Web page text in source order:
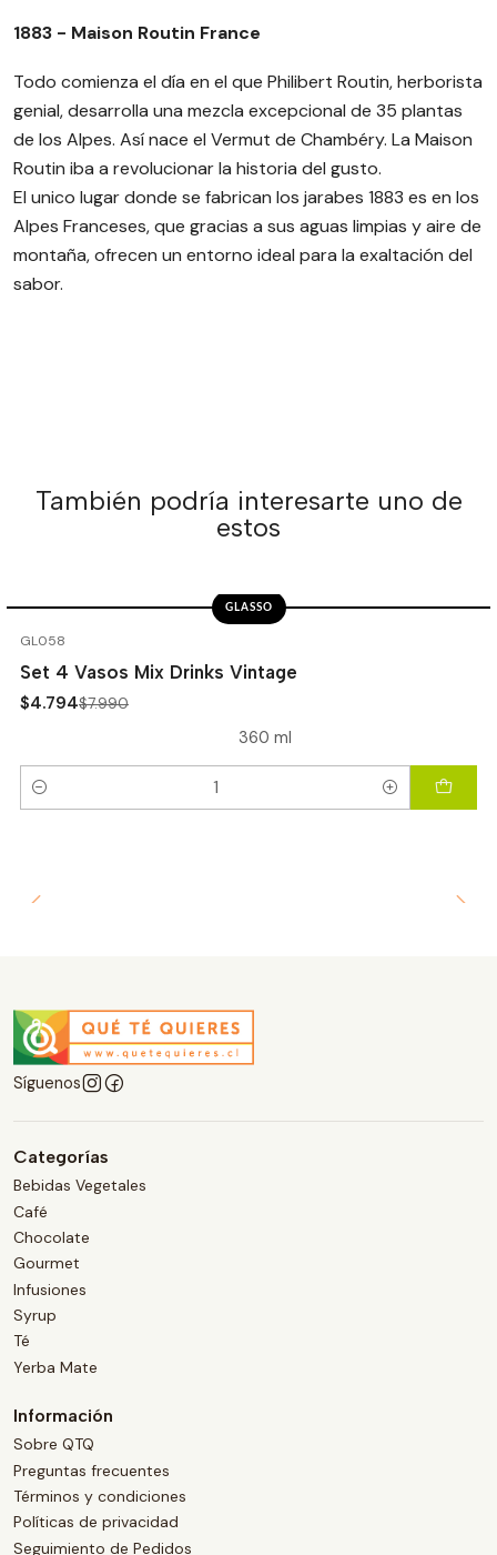
1883 - Maison Routin France
Todo comienza el día en el que Philibert Routin, herborista
genial, desarrolla una mezcla excepcional de 35 plantas
de los Alpes. Así nace el Vermut de Chambéry. La Maison
Routin iba a revolucionar la historia del gusto.
El unico lugar donde se fabrican los jarabes 1883 es en los
Alpes Franceses, que gracias a sus aguas limpias y aire de
montaña, ofrecen un entorno ideal para la exaltación del
sabor.
También podría interesarte uno de
estos
GL058
GLASSO
Set 4 Vasos Mix Drinks Vintage
$4.794$7.990
360 ml
Cantidad
Síguenos
Categorías
Bebidas Vegetales
Café
Chocolate
Gourmet
Infusiones
Syrup
Té
Yerba Mate
Información
Sobre QTQ
Preguntas frecuentes
Términos y condiciones
Políticas de privacidad
Seguimiento de Pedidos